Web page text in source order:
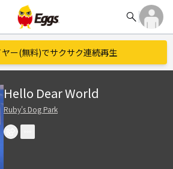
search
ー(無料)でサクサク連続再生
Hello Dear World
Ruby's Dog Park